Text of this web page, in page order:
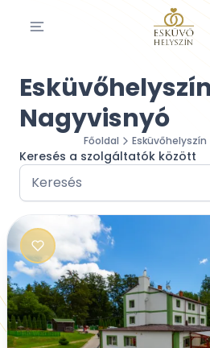
Esküvőhelyszín
Nagyvisnyó
Főoldal Esküvőhelyszín
Keresés a szolgáltatók között